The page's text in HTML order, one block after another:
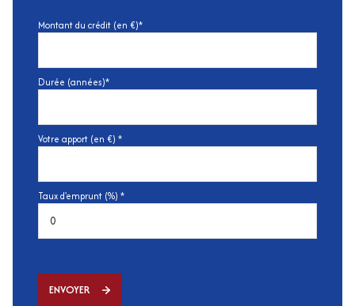
Montant du crédit (en €)*
Durée (années)*
Votre apport (en €) *
Taux d'emprunt (%) *
ENVOYER